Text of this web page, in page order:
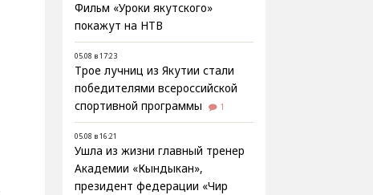
Фильм «Уроки якутского»
покажут на НТВ
05.08 в 17:23
Трое лучниц из Якутии стали
победителями всероссийской
спортивной программы
1
05.08 в 16:21
Ушла из жизни главный тренер
Академии «Кындыкан»,
президент федерации «Чир